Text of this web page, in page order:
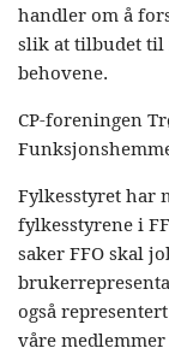
handler om å
slik at tilbudet til
behovene.
CP-foreningen
Fylkesstyret har
fylkesstyrene i
saker FFO skal
også
våre